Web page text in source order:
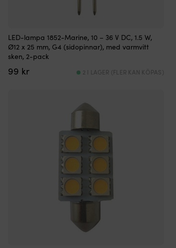
LED-lampa 1852-Marine, 10 – 36 V DC, 1.5 W,
Ø12 x 25 mm, G4 (sidopinnar), med varmvitt
sken, 2-pack
99 kr 2 I LAGER (FLER KAN KÖPAS)